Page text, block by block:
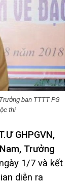
ban TTTT PG
thi
GHPGVN,
Trưởng
1/7 và kết
diễn ra